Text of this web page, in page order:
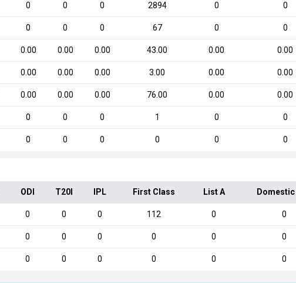
0 0 0 2894 0 0
0 0 0 67 0 0
0.00 0.00 0.00 43.00 0.00 0.00
0.00 0.00 0.00 3.00 0.00 0.00
0.00 0.00 0.00 76.00 0.00 0.00
0 0 0 1 0 0
0 0 0 0 0 0
ODI T20I IPL First Class List A
0 0 0 112 0 0
0 0 0 0 0 0
0 0 0 0 0 0